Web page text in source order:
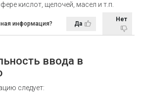
кислот, щелочей, масел и т.п.
информация? Да
Нет
ввода в
следует: